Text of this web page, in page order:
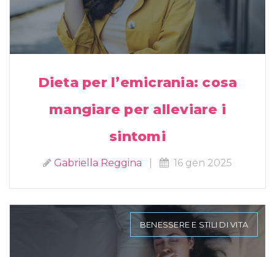
Dieta per l’emicrania: cosa
mangiare per alleviare i
sintomi
Gabriella Reggina 16 gen 2025
BENESSERE E STILI DI VITA